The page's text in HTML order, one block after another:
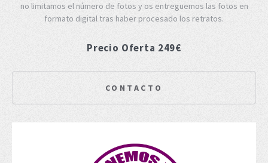
no limitamos el número de fotos y os entreguemos las fotos en
formato digital tras haber procesado los retratos.
Precio Oferta 249€
CONTACTO